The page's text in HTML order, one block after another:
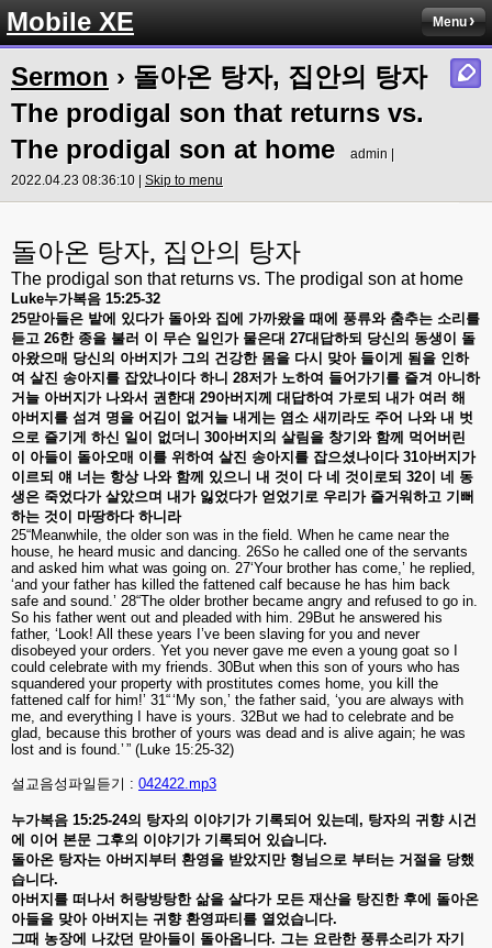
Mobile XE Menu
Sermon › 돌아온 탕자, 집안의 탕자
The prodigal son that returns vs.
The prodigal son at home
admin |
2022.04.23 08:36:10 | Skip to menu
돌아온 탕자, 집안의 탕자
The prodigal son that returns vs. The prodigal son at home
Luke누가복음 15:25-32
25맏아들은 밭에 있다가 돌아와 집에 가까왔을 때에 풍류와 춤추는 소리를
듣고 26한 종을 불러 이 무슨 일인가 물은대 27대답하되 당신의 동생이
돌
아왔으매 당신의 아버지가 그의 건강한 몸을 다시 맞아 들이게 됨을 인하
여 살진 송아지를 잡았나이다 하니 28저가 노하여 들어가기를 즐겨 아니하
거늘 아버지가 나와서 권한대 29아버지께 대답하여 가로되 내가 여러 해
아버지를 섬겨 명을 어김이 없거늘 내게는 염소 새끼라도 주어 나와 내 벗
으로 즐기게 하신 일이 없더니 30아버지의 살림을 창기와 함께 먹어버린
이
아들이 돌아오매 이를 위하여 살진 송아지를 잡으셨나이다 31아버지가
이르되 얘 너는 항상 나와 함께 있으니 내 것이 다 네 것이로되 32이 네
동
생은 죽었다가 살았으며 내가 잃었다가 얻었기로 우리가 즐거워하고 기뻐
하는 것이 마땅하다 하니라
25“Meanwhile, the older son was in the field. When he came near the
house, he heard music and dancing. 26So he called one of the servants
and asked him what was going on. 27‘Your brother has come,’ he replied,
‘and your father has killed the fattened calf because he has him back
safe and sound.’ 28“The older brother became angry and refused to go in.
So his father went out and pleaded with him. 29But he answered his
father, ‘Look! All these years I’ve been slaving for you and never
disobeyed your orders. Yet you never gave me even a young goat so I
could celebrate with my friends. 30But when this son of yours who has
squandered your property with prostitutes comes home, you kill the
fattened calf for him!’ 31“ ‘My son,’ the father said, ‘you are always with
me, and everything I have is yours. 32But we had to celebrate and be
glad, because this brother of yours was dead and is alive again; he was
lost and is found.’ ” (Luke 15:25-32)
설교음성파일듣기 : 042422.mp3
누가복음 15:25-24의 탕자의 이야기가 기록되어 있는데 , 탕자의 귀향 시건
에 이어 본문 그후의 이야기가 기록되어 있습니다.
돌아온 탕자는 아버지부터 환영을 받았지만 형님으로 부터는 거절을 당했
습니다.
아버지를 떠나서 허랑방탕한 삶을 살다가 모든 재산을 탕진한 후에 돌아온
아들을 맞아 아버지는 귀향 환영파티를 열었습니다.
그때 농장에 나갔던 맏아들이 돌아옵니다. 그는 요란한 풍류소리가 자기